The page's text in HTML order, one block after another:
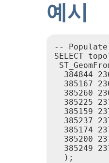
예시
--
SELECT
384844
385167
385260
385225
385159
385237
385174
385200
385249
  );